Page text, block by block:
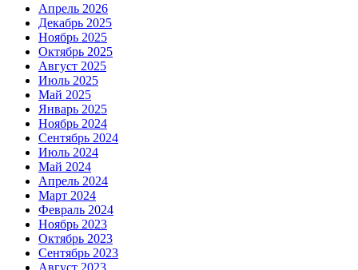
Апрель 2026
Декабрь 2025
Ноябрь 2025
Октябрь 2025
Август 2025
Июль 2025
Май 2025
Январь 2025
Ноябрь 2024
Сентябрь 2024
Июль 2024
Май 2024
Апрель 2024
Март 2024
Февраль 2024
Ноябрь 2023
Октябрь 2023
Сентябрь 2023
Август 2023